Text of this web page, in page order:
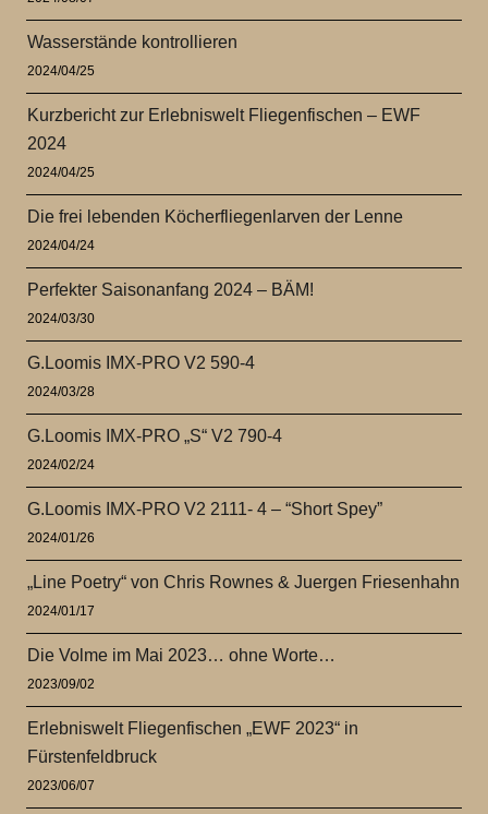
Wasserstände kontrollieren
2024/04/25
Kurzbericht zur Erlebniswelt Fliegenfischen – EWF
2024
2024/04/25
Die frei lebenden Köcherfliegenlarven der Lenne
2024/04/24
Perfekter Saisonanfang 2024 – BÄM!
2024/03/30
G.Loomis IMX-PRO V2 590-4
2024/03/28
G.Loomis IMX-PRO „S“ V2 790-4
2024/02/24
G.Loomis IMX-PRO V2 2111- 4 – “Short Spey”
2024/01/26
„Line Poetry“ von Chris Rownes & Juergen Friesenhahn
2024/01/17
Die Volme im Mai 2023… ohne Worte…
2023/09/02
Erlebniswelt Fliegenfischen „EWF 2023“ in
Fürstenfeldbruck
2023/06/07